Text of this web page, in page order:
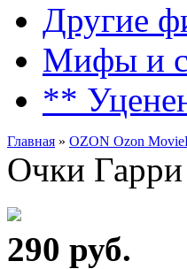
Другие
Мифы и
**
Главная » OZON Ozon
Очки Гарри
290 руб.